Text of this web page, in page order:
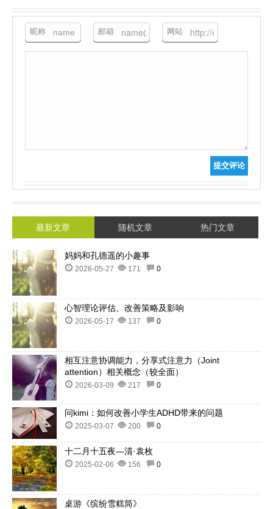
昵称 邮箱 网站
提交评论
最新文章 随机文章 热门文章
妈妈和孔德遥的小趣事
2026-05-27 171 0
心智理论评估、改善策略及影响
2026-05-17 137 0
相互注意协调能力，分享式注意力（Joint
attention）相关概念（较全面）
2026-03-09 217 0
问kimi：如何改善小学生ADHD带来的问题
2025-03-07 200 0
十二月十五夜—清·袁枚
2025-02-06 156 0
桌游《缤纷雪糕筒》